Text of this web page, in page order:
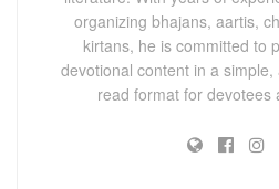
organizing bhajans, aartis,
kirtans, he is committed to
devotional content in a
read format for devotees